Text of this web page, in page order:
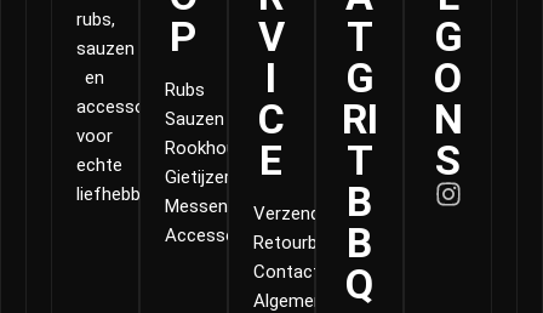
rubs,
sauzen
en
accessoires
voor
echte
liefhebbers.
P
Rubs
Sauzen
Rookhout
Gietijzer
Messen
Accessoires
V
I
C
E
Verzending
Retourbeleid
Contact
Algemene
T
G
RI
T
B
B
Q
G
O
N
S